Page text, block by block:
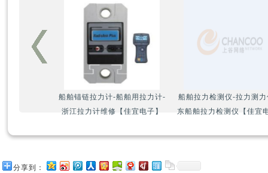
船舶锚链拉力计-船舶用拉力计-
浙江拉力计维修【佳宜电子】
船舶拉力检测仪-拉力测
东船舶拉力检测仪【佳宜
分享到：